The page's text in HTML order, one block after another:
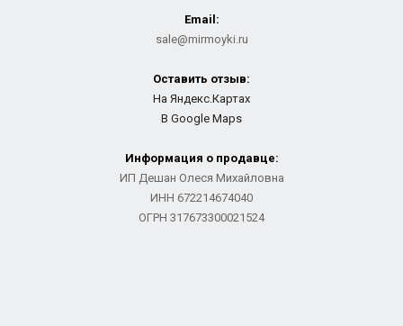
Email:
sale@mirmoyki.ru
Оставить отзыв:
На Яндекс.Картах
В Google Maps
Информация о продавце:
ИП Дешан Олеся Михайловна
ИНН 672214674040
ОГРН 317673300021524